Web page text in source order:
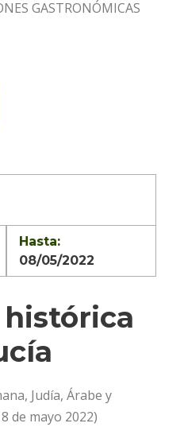
GASTRONÓMICAS
Hasta:
08/05/2022
histórica
Judía, Árabe y
de mayo 2022)